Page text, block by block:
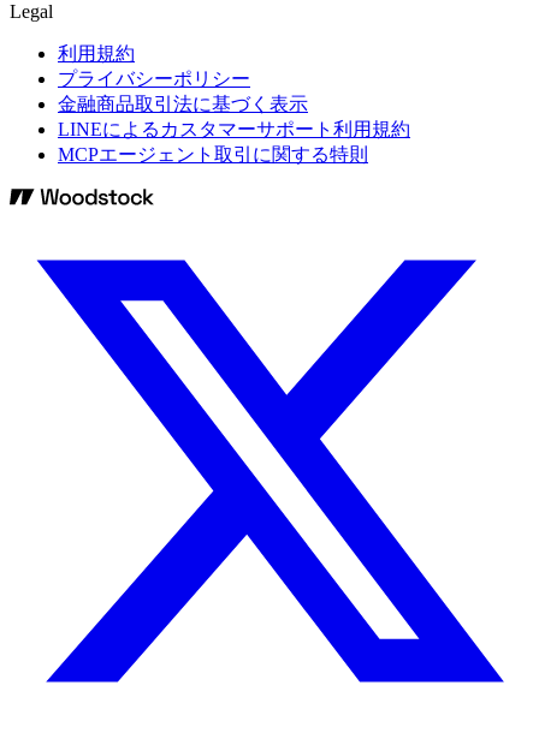
Legal
利用規約
プライバシーポリシー
金融商品取引法に基づく表示
LINEによるカスタマーサポート利用規約
MCPエージェント取引に関する特則